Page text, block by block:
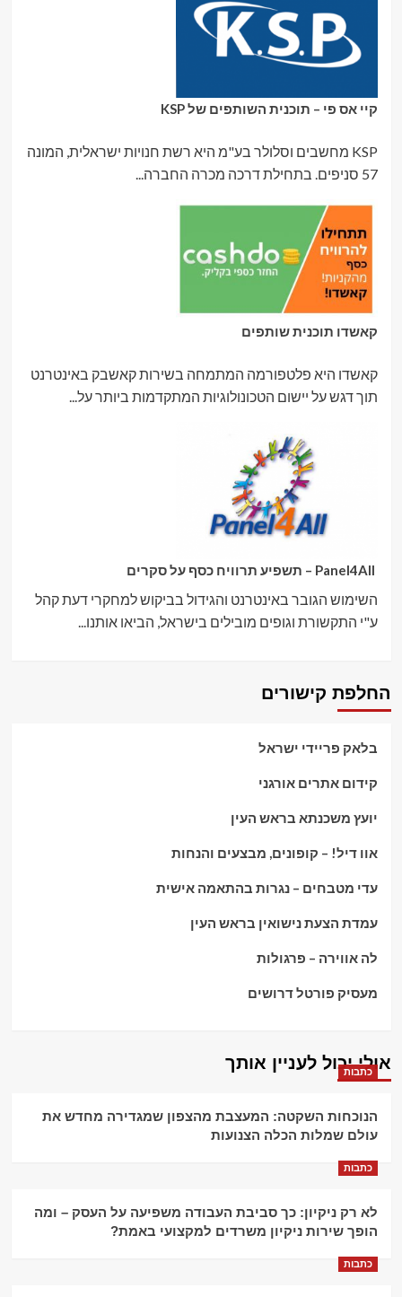
קיי אס פי – תוכנית השותפים של KSP
KSP מחשבים וסלולר בע"מ היא רשת חנויות ישראלית, המונה
57 סניפים. בתחילת דרכה מכרה החברה...
קאשדו תוכנית שותפים
קאשדו היא פלטפורמה המתמחה בשירות קאשבק באינטרנט
תוך דגש על יישום הטכונולוגיות המתקדמות ביותר על...
השימוש הגובר באינטרנט והגידול בביקוש למחקרי דעת קהל
ע"י התקשורת וגופים מובילים בישראל, הביאו אותנו...
החלפת קישורים
בלאק פריידי ישראל
קידום אתרים אורגני
יועץ משכנתא בראש העין
אוו דיל! – קופונים, מבצעים והנחות
עדי מטבחים – נגרות בהתאמה אישית
עמדת הצעת נישואין בראש העין
לה אווירה – פרגולות
מעסיק פורטל דרושים
אולי יכול לעניין אותך
כתבות
הנוכחות השקטה: המעצבת מהצפון שמגדירה מחדש את
עולם שמלות הכלה הצנועות
כתבות
לא רק ניקיון: כך סביבת העבודה משפיעה על העסק – ומה
הופך שירות ניקיון משרדים למקצועי באמת?
כתבות